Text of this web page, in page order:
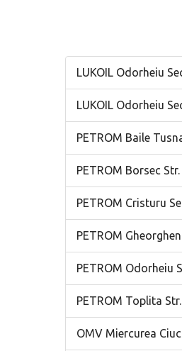
LUKOIL Odorheiu
LUKOIL Odorheiu
PETROM Baile
PETROM Borsec
PETROM Cristuru
PETROM
PETROM Odorheiu
PETROM Toplita
OMV Miercurea